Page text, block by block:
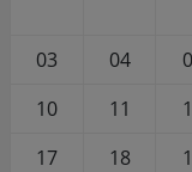
03
04
10
11
17
18